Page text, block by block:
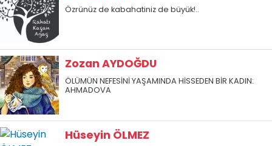
Özrünüz de kabahatiniz de büyük!..
Zozan AYDOĞDU
ÖLÜMÜN NEFESİNİ YAŞAMINDA HİSSEDEN BİR KADIN:
AHMADOVA
Hüseyin ÖLMEZ